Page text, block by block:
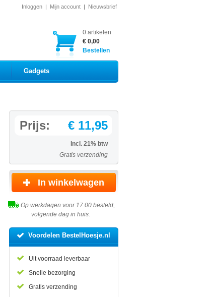
Inloggen | Mijn account | Nieuwsbrief
0 artikelen
€ 0,00
Bestellen
Gadgets
Prijs: € 11,95
Incl. 21% btw
Gratis verzending
Op werkdagen voor 17:00 besteld,
volgende dag in huis.
Voordelen BestelHoesje.nl
Uit voorraad leverbaar
Snelle bezorging
Gratis verzending